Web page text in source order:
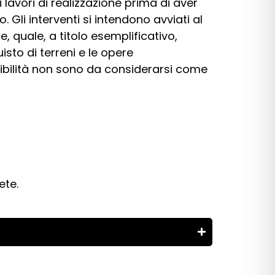
Gli interventi si intendono avviati al
quale, a titolo esemplificativo,
di terreni e le opere
non sono da considerarsi come